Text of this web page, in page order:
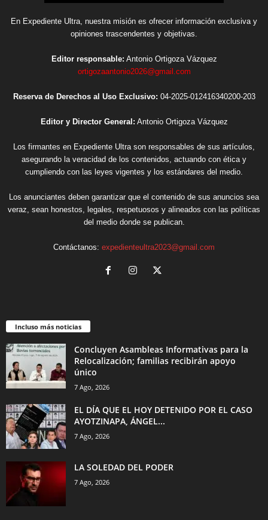
En Expediente Ultra, nuestra misión es ofrecer información exclusiva y
opiniones trascendentes y objetivas.
Editor responsable: Antonio Ortigoza Vázquez
ortigozaantonio2026@gmail.com
Reserva de Derechos al Uso Exclusivo: 04-2025-012416340200-203
Editor y Director General: Antonio Ortigoza Vázquez
Los firmantes en Expediente Ultra son responsables de sus artículos,
asegurando la veracidad de los contenidos, actuando con ética y
cumpliendo con las leyes vigentes y los estándares del medio.
Los anunciantes deben garantizar que el contenido de sus anuncios sea
veraz, sean honestos, legales, respetuosos y alineados con las políticas
del medio donde se publican.
Contáctanos: expedienteultra2023@gmail.com
Incluso más noticias
Concluyen Asambleas Informativas para la
Relocalización; familias recibirán apoyo
único
7 Ago, 2026
EL DÍA QUE EL HOY DETENIDO POR EL CASO
AYOTZINAPA, ÁNGEL...
7 Ago, 2026
LA SOLEDAD DEL PODER
7 Ago, 2026